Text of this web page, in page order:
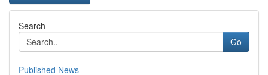
Search
Go
Published News